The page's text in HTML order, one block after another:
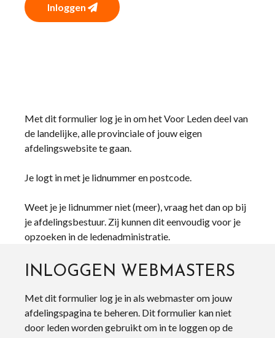
Inloggen
Met dit formulier log je in om het Voor Leden deel van
de landelijke, alle provinciale of jouw eigen
afdelingswebsite te gaan.
Je logt in met je lidnummer en postcode.
Weet je je lidnummer niet (meer), vraag het dan op bij
je afdelingsbestuur. Zij kunnen dit eenvoudig voor je
opzoeken in de ledenadministratie.
INLOGGEN WEBMASTERS
Met dit formulier log je in als webmaster om jouw
afdelingspagina te beheren. Dit formulier kan niet
door leden worden gebruikt om in te loggen op de